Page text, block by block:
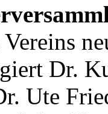
Vereins
Dr.
Ute